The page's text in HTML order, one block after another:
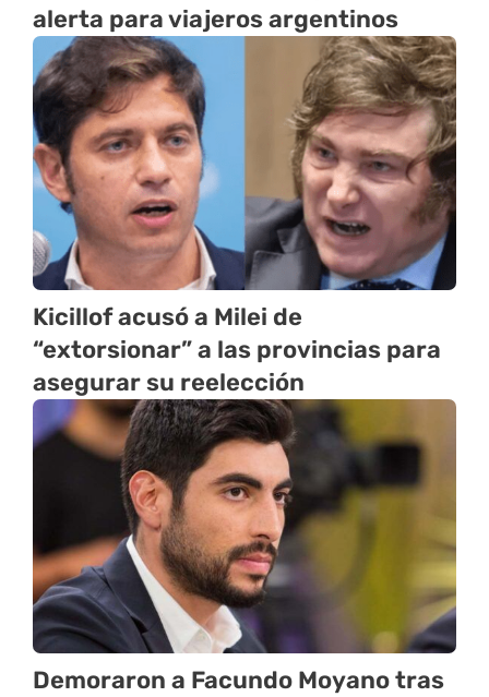
alerta para viajeros argentinos
Kicillof acusó a Milei de
“extorsionar” a las provincias para
asegurar su reelección
Demoraron a Facundo Moyano tras